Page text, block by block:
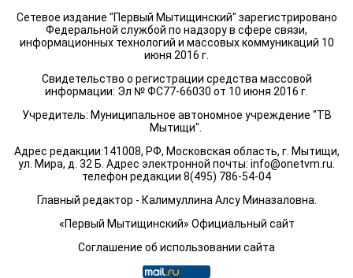
Сетевое издание "Первый Мытищинский" зарегистрировано
Федеральной службой по надзору в сфере связи,
информационных технологий и массовых коммуникаций 10
июня 2016 г.
Свидетельство о регистрации средства массовой
информации: Эл № ФС77-66030 от 10 июня 2016 г.
Учредитель: Муниципальное автономное учреждение "ТВ
Мытищи".
Адрес редакции:141008, РФ, Московская область, г. Мытищи,
ул. Мира, д. 32 Б. Адрес электронной почты: info@onetvm.ru
телефон редакции 8(495) 786-54-04
Главный редактор - Калимуллина Алсу Миназаловна.
«Первый Мытищинский» Официальный сайт
Соглашение об использовании сайта